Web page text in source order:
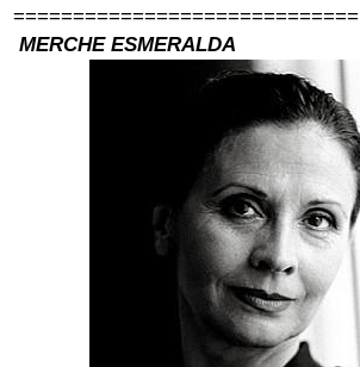
=============================
MERCHE ESMERALDA